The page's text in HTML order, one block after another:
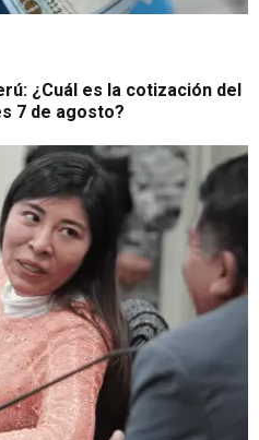
¿Cuál es la cotización del
7 de agosto?